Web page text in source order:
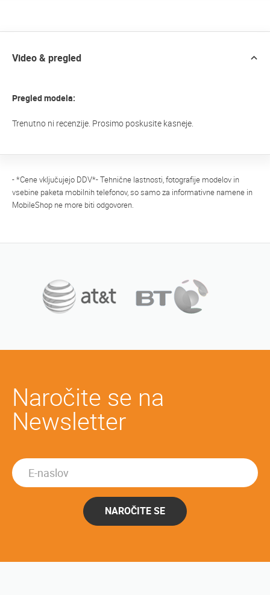
Video & pregled
Pregled modela:
Trenutno ni recenzije. Prosimo poskusite kasneje.
- *Cene vključujejo DDV*- Tehnične lastnosti, fotografije modelov in
vsebine paketa mobilnih telefonov, so samo za informativne namene in
MobileShop ne more biti odgovoren.
Naročite se na
Newsletter
NAROČITE SE